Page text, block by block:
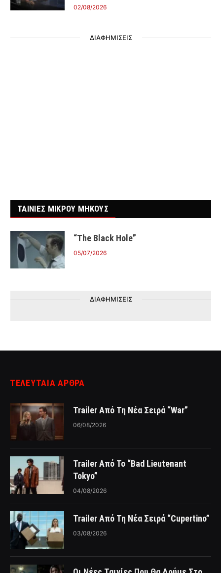
02/08/2026
ΔΙΑΦΗΜΙΣΕΙΣ
ΤΑΙΝΙΕΣ ΜΙΚΡΟΥ ΜΗΚΟΥΣ
“The Black Hole”
05/07/2026
ΔΙΑΦΗΜΙΣΕΙΣ
ΤΕΛΕΥΤΑΙΑ ΑΡΘΡΑ
Trailer Από Τη Νέα Σειρά “War”
06/08/2026
Trailer Από Το “Bad Lieutenant
Tokyo”
04/08/2026
Trailer Από Τη Νέα Σειρά “Cupertino”
03/08/2026